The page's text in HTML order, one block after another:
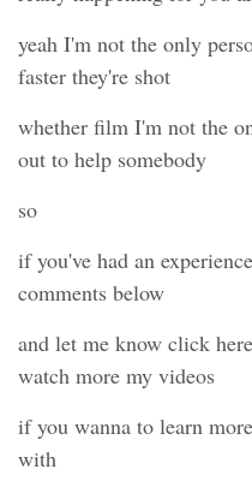
yeah I'm not the only
faster they're shot
whether film I'm not the
out to help somebody
so
if you've had an
comments below
and let me know click
watch more my videos
if you wanna to learn
with